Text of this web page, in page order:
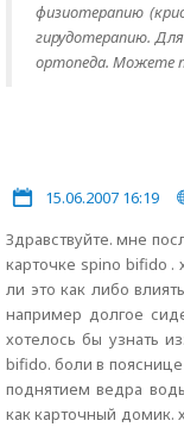
физиотерапию
гирудотерапию.
ортопеда. Можете
15.06.2007 16:19
Здравствуйте. мне
карточке spino bifido .
ли это как либо
например долгое
хотелось бы узнать
bifido. боли в
поднятием ведра
как карточный домик.